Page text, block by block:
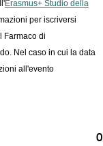
Erasmus+ Studio della
per iscriversi
Farmaco di
Nel caso in cui la data
all'evento